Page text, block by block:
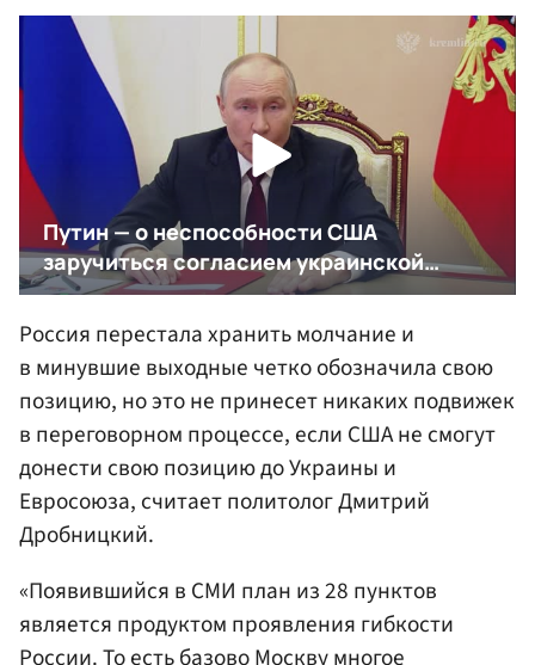
Россия перестала хранить молчание и
в минувшие выходные четко обозначила свою
позицию, но это не принесет никаких подвижек
в переговорном процессе, если США не смогут
донести свою позицию до Украины и
Евросоюза, считает политолог Дмитрий
Дробницкий.
«Появившийся в СМИ план из 28 пунктов
является продуктом проявления гибкости
России. То есть базово Москву многое